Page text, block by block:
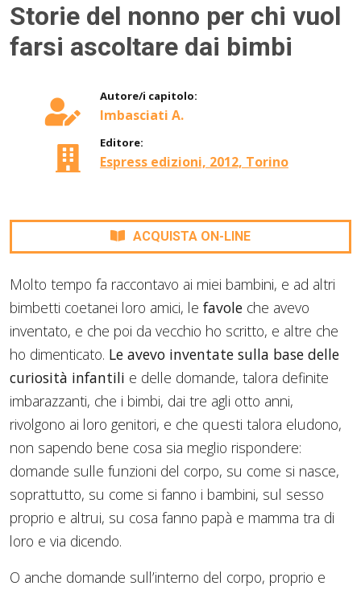
Storie del nonno per chi vuol
farsi ascoltare dai bimbi
Autore/i capitolo:
Imbasciati A.
Editore:
Espress edizioni, 2012, Torino
ACQUISTA ON-LINE
Molto tempo fa raccontavo ai miei bambini, e ad altri
bimbetti coetanei loro amici, le favole che avevo
inventato, e che poi da vecchio ho scritto, e altre che
ho dimenticato. Le avevo inventate sulla base delle
curiosità infantili e delle domande, talora definite
imbarazzanti, che i bimbi, dai tre agli otto anni,
rivolgono ai loro genitori, e che questi talora eludono,
non sapendo bene cosa sia meglio rispondere:
domande sulle funzioni del corpo, su come si nasce,
soprattutto, su come si fanno i bambini, sul sesso
proprio e altrui, su cosa fanno papà e mamma tra di
loro e via dicendo.
O anche domande sull’interno del corpo, proprio e